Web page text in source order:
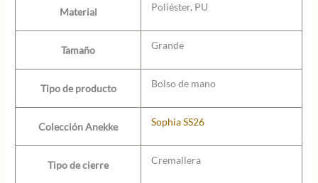
Material Poliéster, PU
Tamaño Grande
Tipo de producto Bolso de mano
Colección Anekke Sophia SS26
Tipo de cierre Cremallera